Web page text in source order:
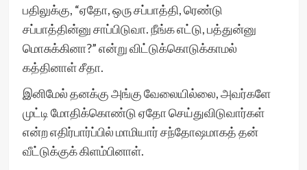
பதிலுக்கு, “ஏதோ, ஒரு சப்பாத்தி, ரெண்டு
சப்பாத்தின்னு சாப்பிடுவா. நீங்க எட்டு, பத்துன்னு
மொசுக்கினா?” என்று விட்டுக்கொடுக்காமல்
கத்தினாள் சீதா.
இனிமேல் தனக்கு அங்கு வேலையில்லை, அவர்களே
முட்டி மோதிக்கொண்டு ஏதோ செய்துவிடுவார்கள்
என்ற எதிர்பார்ப்பில் மாமியார் சந்தோஷமாகத் தன்
வீட்டுக்குக் கிளம்பினாள்.